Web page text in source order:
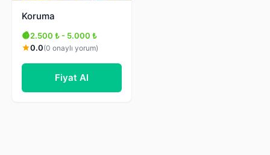
Koruma
2.500 ₺ - 5.000 ₺
0.0(0 onaylı yorum)
Fiyat Al